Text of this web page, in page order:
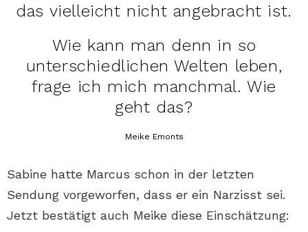
das vielleicht nicht angebracht ist.
Wie kann man denn in so
unterschiedlichen Welten leben,
frage ich mich manchmal. Wie
geht das?
Meike Emonts
Sabine hatte Marcus schon in der letzten
Sendung vorgeworfen, dass er ein Narzisst sei.
Jetzt bestätigt auch Meike diese Einschätzung: